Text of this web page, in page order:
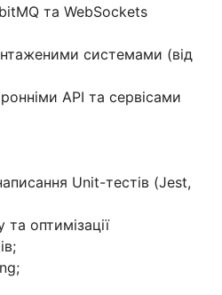
та WebSockets
системами (від
API та сервісами
Unit-тестів (Jest,
оптимізації